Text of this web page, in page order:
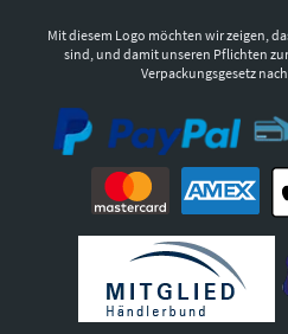
Mit diesem Logo möchten wir zeigen,
sind, und damit unseren Pflichten
Verpackungsgesetz